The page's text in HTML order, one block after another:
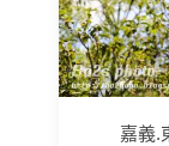
嘉義.